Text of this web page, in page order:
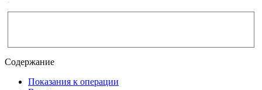
Содержание
Показания к операции